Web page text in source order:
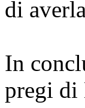
di
In
pregi di